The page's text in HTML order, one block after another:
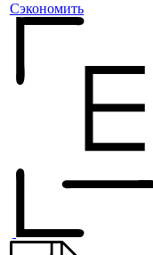
Сэкономить